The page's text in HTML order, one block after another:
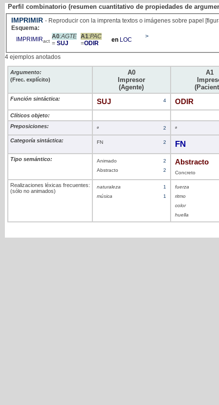
Perfil combinatorio (resumen cuantitativo de propiedades de
IMPRIMIR - Reproducir con la imprenta textos o imágenes sobre papel
Esquema:
IMPRIMIRact
A0:AGTE
= SUJ
A1:PAC
=ODIR en LOC >
4 ejemplos anotados
Argumento:
(Frec. explícito)
A0
Impresor
(Agente)
A1
Función sintáctica: SUJ 4 ODIR
Clíticos objeto:
Preposiciones:
ø 2 ø
Categoría sintáctica: FN 2 FN
Tipo semántico: Animado
2
Abstracto
2
Abstracto
Concreto
Realizaciones léxicas frecuentes:
(sólo no animados)
naturaleza
1
música
1
fuerza
ritmo
color
huella